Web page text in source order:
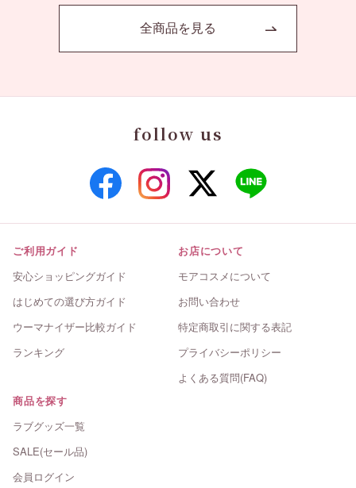
全商品を見る
follow us
ご利用ガイド
安心ショッピングガイド
はじめての選び方ガイド
ウーマナイザー比較ガイド
ランキング
お店について
モアコスメについて
お問い合わせ
特定商取引に関する表記
プライバシーポリシー
よくある質問(FAQ)
商品を探す
ラブグッズ一覧
SALE(セール品)
会員ログイン